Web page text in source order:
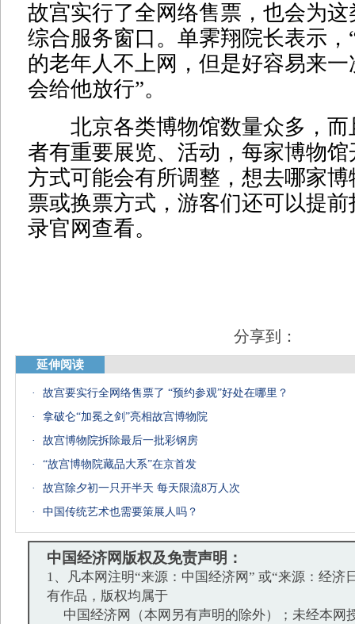
故宫实行了全网络售票，也会为
综合服务窗口。单霁翔院长表示，
的老年人不上网，但是好容易来
会给他放行”。
北京各类博物馆数量众多，而
者有重要展览、活动，每家博物
方式可能会有所调整，想去哪家
票或换票方式，游客们还可以提
录官网查看。
分享到：
延伸阅读
·
故宫要实行全网络售票了 “预约参观”好处在哪里？
·
拿破仑“加冕之剑”亮相故宫博物院
·
故宫博物院拆除最后一批彩钢房
·
“故宫博物院藏品大系”在京首发
·
故宫除夕初一只开半天 每天限流8万人次
·
中国传统艺术也需要策展人吗？
中国经济网版权及免责声明：
1、凡本网注明“来源：中国经济网” 或“来源：经济
有作品，版权均属于
中国经济网（本网另有声明的除外）；未经本网